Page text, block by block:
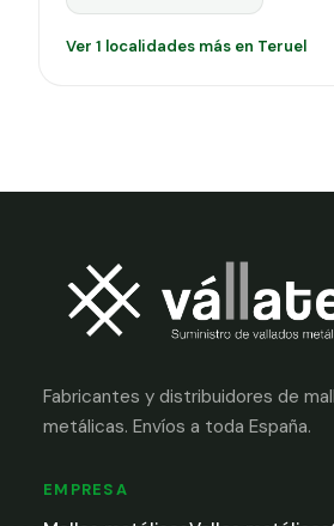
Ver 1 localidades más en Teruel
Fabricantes y distribuidores de
metálicas. Envíos a toda España.
EMPRESA